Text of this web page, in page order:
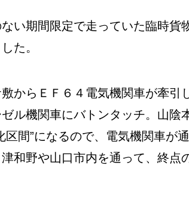
い期間限定で走っていた臨時貨
た。
からＥＦ６４電気機関車が牽引
ル機関車にバトンタッチ。山陰
間”になるので、電気機関車が
和野や山口市内を通って、終点